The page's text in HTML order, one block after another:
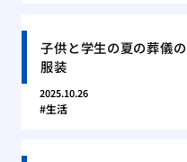
子供と学生の夏の葬儀の
服装
2025.10.26
生活